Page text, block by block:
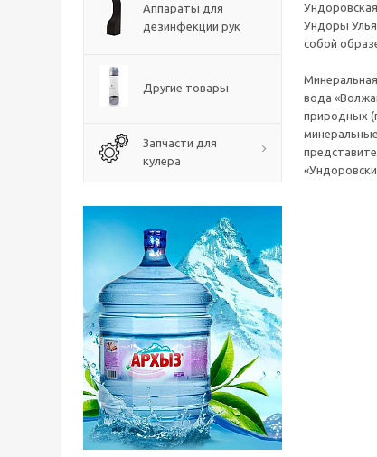
Аппараты для
дезинфекции рук
Другие товары
Запчасти для
кулера
Ундоры
собой
вода
природных